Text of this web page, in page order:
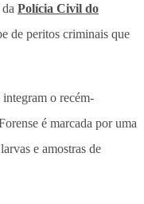
Polícia Civil do
de peritos criminais que
o recém-
é marcada por uma
e amostras de